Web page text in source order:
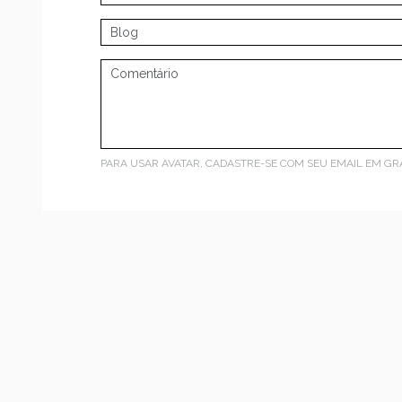
PARA USAR AVATAR, CADASTRE-SE COM SEU EMAIL EM